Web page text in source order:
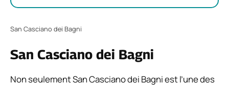
San Casciano dei Bagni
San Casciano dei Bagni
Non seulement San Casciano dei Bagni est l’une des